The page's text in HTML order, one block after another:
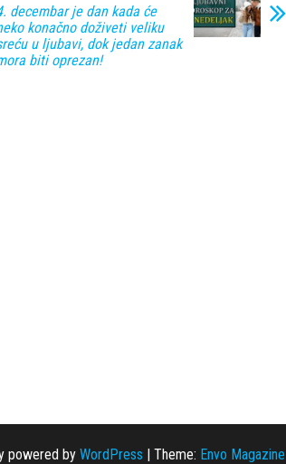
decembar je dan kada će
konačno doživeti veliku
u ljubavi, dok jedan zanak
biti oprezan!
powered by WordPress | Theme: Envo Magazine